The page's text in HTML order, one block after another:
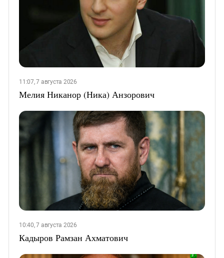
11:07, 7 августа 2026
Мелия Никанор (Ника) Анзорович
10:40, 7 августа 2026
Кадыров Рамзан Ахматович